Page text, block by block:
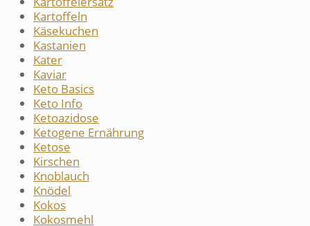
Kartoffeln
Käsekuchen
Kastanien
Kater
Kaviar
Keto Basics
Keto Info
Ketoazidose
Ketogene Ernährung
Ketose
Kirschen
Knoblauch
Knödel
Kokos
Kokosmehl